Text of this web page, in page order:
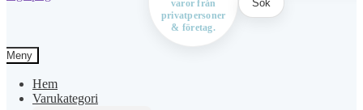
varor från
privatpersoner
& företag.
Sök
Meny
Hem
Varukategori